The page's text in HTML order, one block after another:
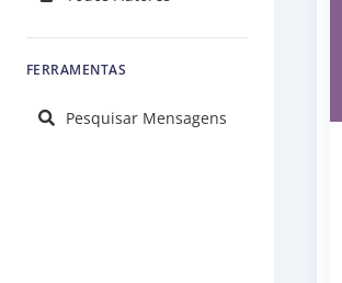
FERRAMENTAS
Pesquisar Mensagens